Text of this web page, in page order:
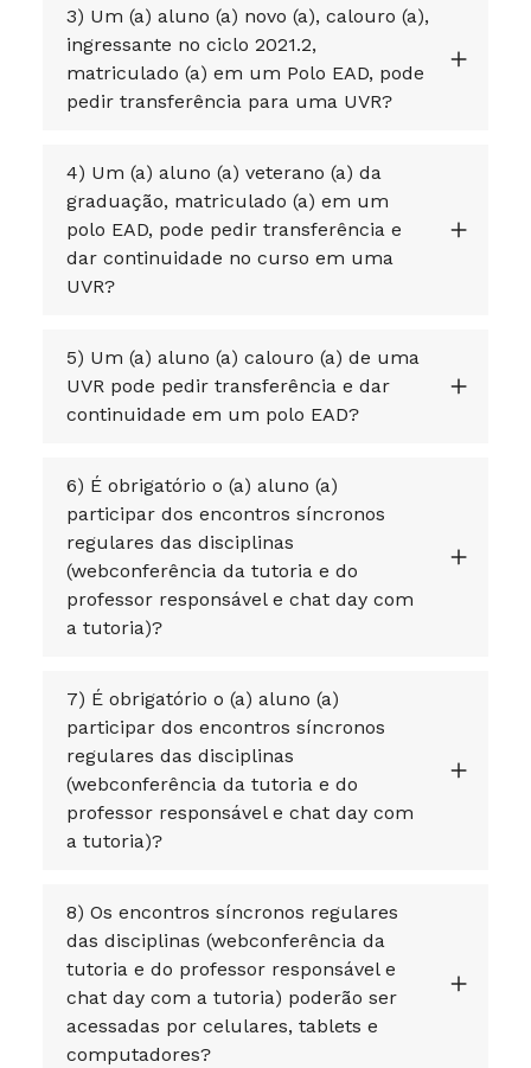
3) Um (a) aluno (a) novo (a), calouro (a),
ingressante no ciclo 2021.2,
matriculado (a) em um Polo EAD, pode
pedir transferência para uma UVR?
4) Um (a) aluno (a) veterano (a) da
graduação, matriculado (a) em um
polo EAD, pode pedir transferência e
dar continuidade no curso em uma
UVR?
5) Um (a) aluno (a) calouro (a) de uma
UVR pode pedir transferência e dar
continuidade em um polo EAD?
6) É obrigatório o (a) aluno (a)
participar dos encontros síncronos
regulares das disciplinas
(webconferência da tutoria e do
professor responsável e chat day com
a tutoria)?
7) É obrigatório o (a) aluno (a)
participar dos encontros síncronos
regulares das disciplinas
(webconferência da tutoria e do
professor responsável e chat day com
a tutoria)?
8) Os encontros síncronos regulares
das disciplinas (webconferência da
tutoria e do professor responsável e
chat day com a tutoria) poderão ser
acessadas por celulares, tablets e
computadores?